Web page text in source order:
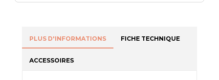
PLUS D'INFORMATIONS FICHE TECHNIQUE
ACCESSOIRES